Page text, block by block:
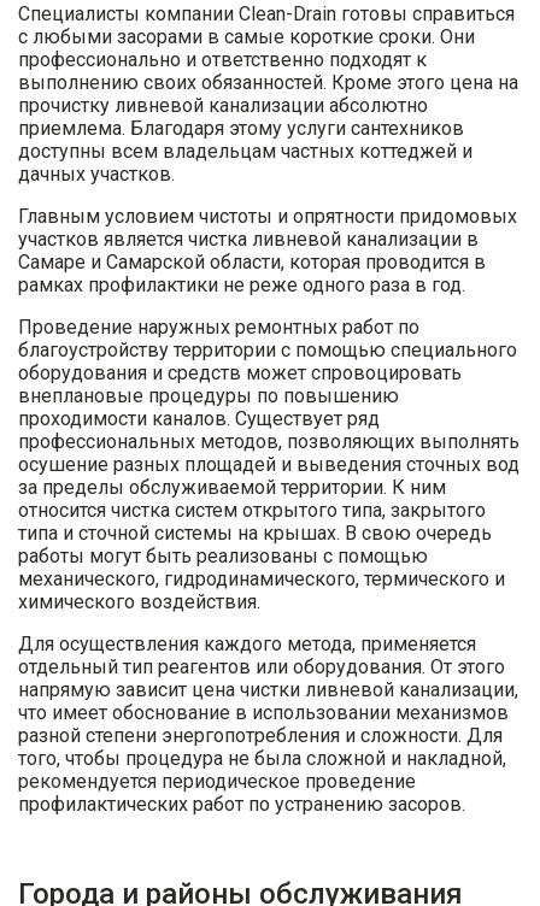
Специалисты компании Clean-Drain готовы справиться
с любыми засорами в самые короткие сроки. Они
профессионально и ответственно подходят к
выполнению своих обязанностей. Кроме этого цена на
прочистку ливневой канализации абсолютно
приемлема. Благодаря этому услуги сантехников
доступны всем владельцам частных коттеджей и
дачных участков.
Главным условием чистоты и опрятности придомовых
участков является чистка ливневой канализации в
Самаре и Самарской области, которая проводится в
рамках профилактики не реже одного раза в год.
Проведение наружных ремонтных работ по
благоустройству территории с помощью специального
оборудования и средств может спровоцировать
внеплановые процедуры по повышению
проходимости каналов. Существует ряд
профессиональных методов, позволяющих выполнять
осушение разных площадей и выведения сточных вод
за пределы обслуживаемой территории. К ним
относится чистка систем открытого типа, закрытого
типа и сточной системы на крышах. В свою очередь
работы могут быть реализованы с помощью
механического, гидродинамического, термического и
химического воздействия.
Для осуществления каждого метода, применяется
отдельный тип реагентов или оборудования. От этого
напрямую зависит цена чистки ливневой канализации,
что имеет обоснование в использовании механизмов
разной степени энергопотребления и сложности. Для
того, чтобы процедура не была сложной и накладной,
рекомендуется периодическое проведение
профилактических работ по устранению засоров.
Города и районы обслуживания